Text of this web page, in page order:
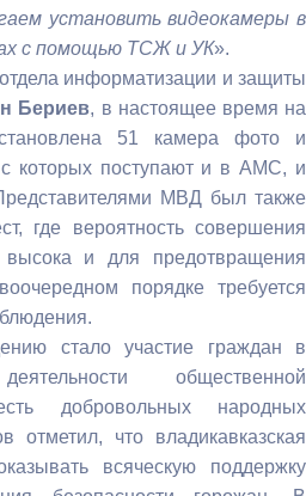
установить видеокамеры в
с помощью ТСЖ и УК».
информатизации и защиты
Бериев, в настоящее время на
51 камера фото и
которых поступают и в АМС, и
МВД был также
где вероятность совершения
высока и для предотвращения
порядке требуется
стало участие граждан в
общественной
добровольных народных
отметил, что владикавказская
всяческую поддержку